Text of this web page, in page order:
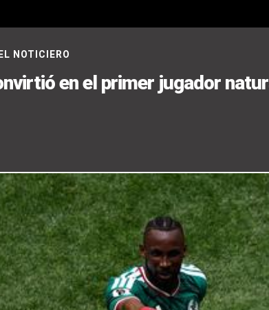
EL NOTICIERO
en el primer jugador